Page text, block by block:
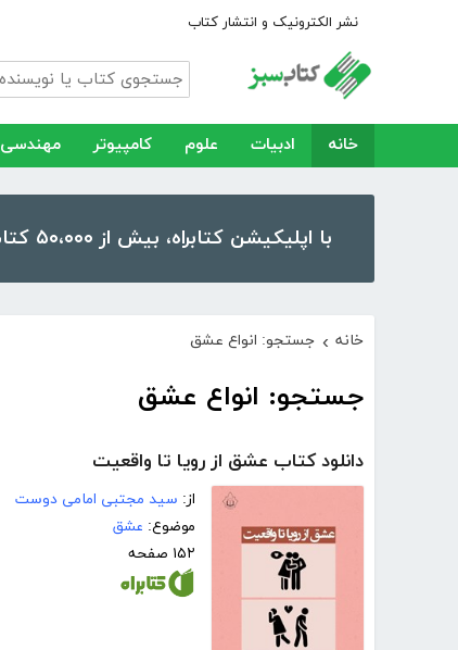
نشر الکترونیک و انتشار کتاب
خانه ادبیات علوم کامپیوتر مهندسی
با اپلیکیشن کتابراه، بیش از ۵۰،۰۰۰ کتاب، کتاب صوتی و رمان را در موبایل و تبلت خود داشته باشید!
خانه › جستجو: انواع عشق
جستجو: انواع عشق
دانلود کتاب عشق از رویا تا واقعیت
از: سید مجتبی امامی دوست
موضوع: عشق
۱۵۲ صفحه